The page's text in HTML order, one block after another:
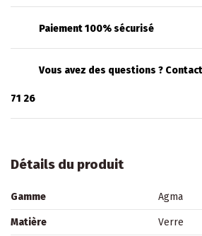
Paiement 100% sécurisé
Vous avez des questions ?
71 26
Détails du produit
Gamme Agma
Matière Verre